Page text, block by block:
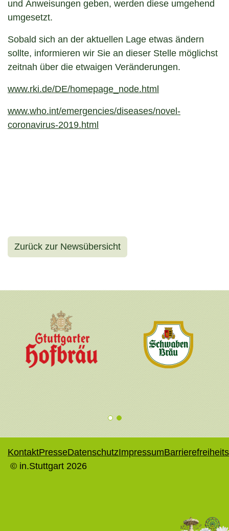
und Anweisungen geben, werden diese umgehend
umgesetzt.
Sobald sich an der aktuellen Lage etwas ändern
sollte, informieren wir Sie an dieser Stelle möglichst
zeitnah über die etwaigen Veränderungen.
www.rki.de/DE/homepage_node.html
www.who.int/emergencies/diseases/novel-
coronavirus-2019.html
Zurück zur Newsübersicht
1 2
KontaktPresseDatenschutzImpressum
© in.Stuttgart 2026